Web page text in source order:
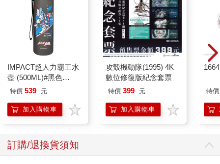
IMPACT超人力霸王水
壺 (500ML)#黑色
IMUTB01BK
特價 539 元
加入購物車
攻殼機動隊(1995) 4K
數位修復版紀念套票
特價 399 元
加入購物車
特價
訂購/退換貨須知